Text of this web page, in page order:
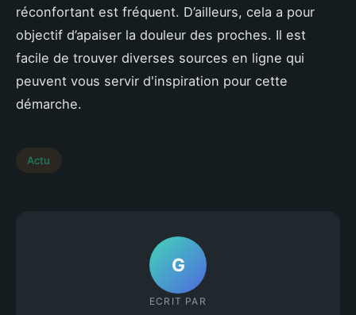
réconfortant est fréquent. D’ailleurs, cela a pour
objectif d’apaiser la douleur des proches. Il est
facile de trouver diverses sources en ligne qui
peuvent vous servir d'inspiration pour cette
démarche.
Actu
G
ECRIT PAR